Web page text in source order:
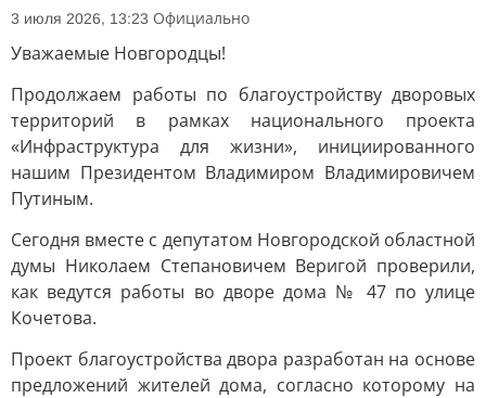
3 июля 2026, 13:23 Официально
Уважаемые Новгородцы!
Продолжаем работы по благоустройству дворовых
территорий в рамках национального проекта
«Инфраструктура для жизни», инициированного
нашим Президентом Владимиром Владимировичем
Путиным.
Сегодня вместе с депутатом Новгородской областной
думы Николаем Степановичем Веригой проверили,
как ведутся работы во дворе дома № 47 по улице
Кочетова.
Проект благоустройства двора разработан на основе
предложений жителей дома, согласно которому на